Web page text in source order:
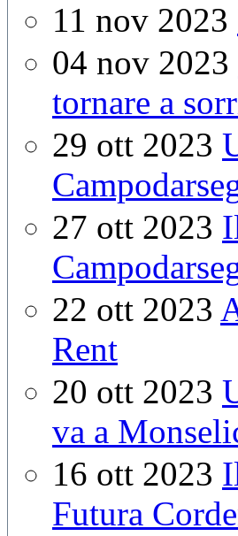
11 nov 2023
04 nov 2023
tornare a
29 ott 2023
27 ott 2023
22 ott 2023
Rent
20 ott 2023
va a
16 ott 2023
Futura